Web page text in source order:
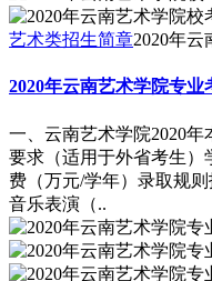
艺术类招生简章2020年
2020年云南艺术学院专业
一、云南艺术学院2020
要求（适用于外省考生）
费（万元/学年）录取规
音乐表演（..